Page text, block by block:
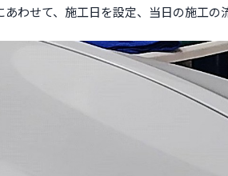
わせて、施工日を設定、当日の施工の